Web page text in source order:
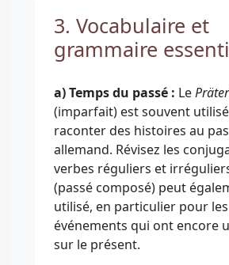
3. Vocabulaire et
grammaire
a) Temps du passé : Le
(imparfait) est souvent
raconter des histoires au
allemand. Révisez les
verbes réguliers et
(passé composé) peut
utilisé, en particulier pour les
événements qui ont encore
sur le présent.